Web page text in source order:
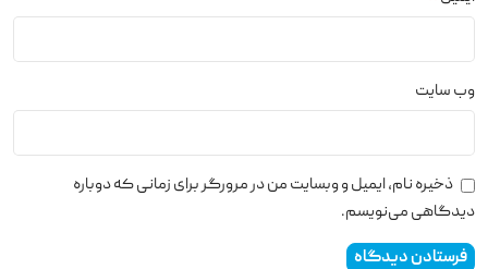
وب‌ سایت
ذخیره نام، ایمیل و وبسایت من در مرورگر برای زمانی که دوباره
دیدگاهی می‌نویسم.